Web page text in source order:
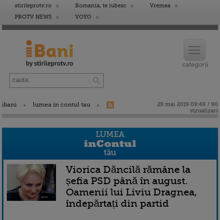
stirileprotv.ro Romania, te iubesc
Vremea
PROTV NEWS
VOYO
ibani lumea in contul tau
29 mai 2019 09:49 / 90
vizualizari
Viorica Dăncilă rămâne la
șefia PSD până în august.
Oamenii lui Liviu Dragnea,
îndepărtați din partid